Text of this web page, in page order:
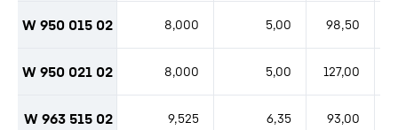
W 950 015 02 8,000 5,00 98,50
W 950 021 02 8,000 5,00 127,00
W 963 515 02 9,525 6,35 93,00